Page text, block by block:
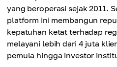
yang beroperasi sejak 2011.
platform ini membangun
kepatuhan ketat terhadap
melayani lebih dari 4 juta
pemula hingga investor